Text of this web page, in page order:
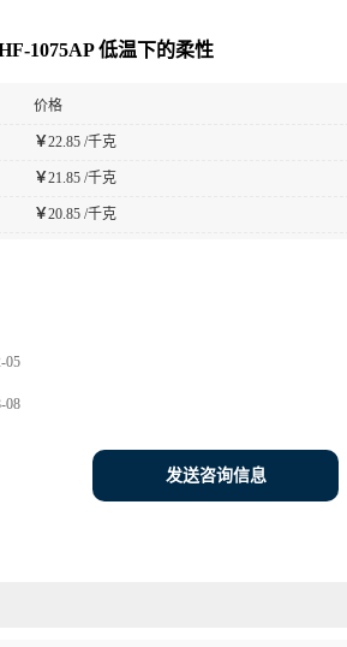
1075AP 低温下的柔性
价格
￥22.85 /千克
￥21.85 /千克
￥20.85 /千克
05
08
发送咨询信息